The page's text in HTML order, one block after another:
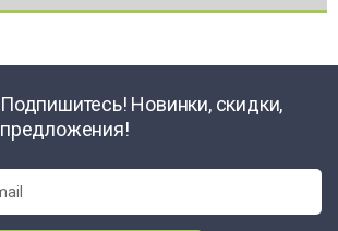
Подпишитесь! Новинки, скидки,
предложения!